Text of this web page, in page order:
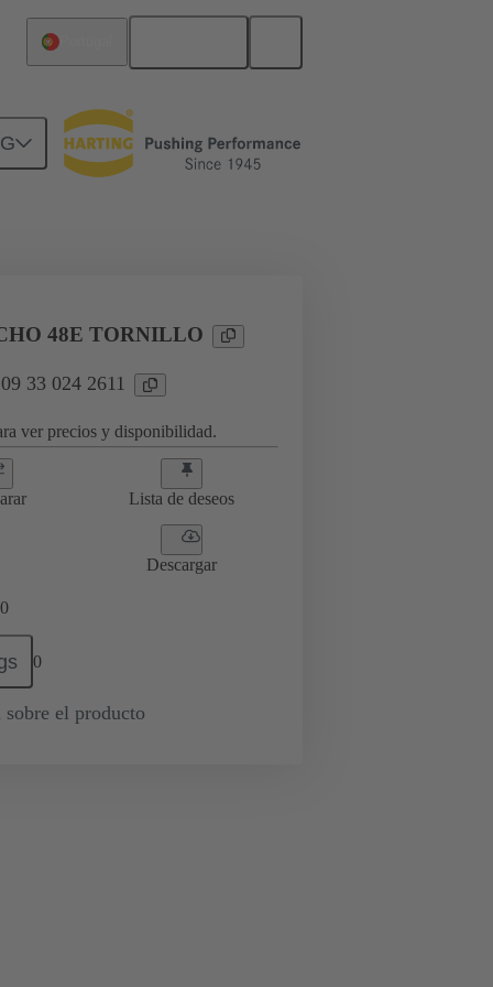
aplicaciones industriales
48E TORNILLO
33 024 2611
ver precios y disponibilidad.
Lista de deseos
Descargar
0
0
sobre el producto